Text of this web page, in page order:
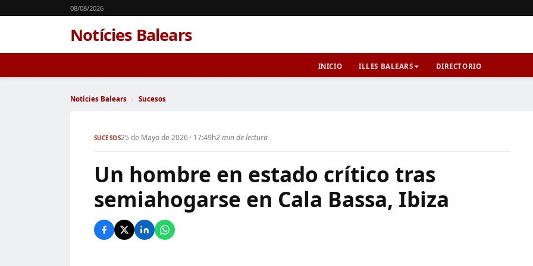
08/08/2026
Notícies Balears
INICIO ILLES BALEARS DIRECTORIO
Notícies Balears › Sucesos
SUCESOS25 de Mayo de 2026 · 17:49h2 min de lectura
Un hombre en estado crítico tras
semiahogarse en Cala Bassa, Ibiza